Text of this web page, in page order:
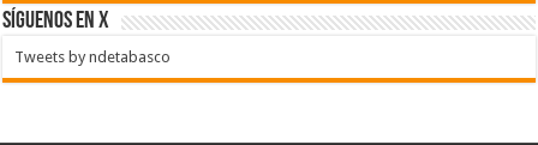
SÍGUENOS EN X
Tweets by ndetabasco